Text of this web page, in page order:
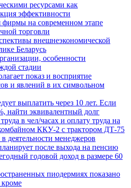
ресурсами как
эффективности
на современном этапе
торговли
внешнеэкономической
Беларусь
особенности
стадии
показ и восприятие
и явлений в их символьном
выплатить через 10 лет. Если
найти эквивалентный долг
в чел/часах и оплату труда на
ККУ-2 с трактором ДТ-75
деятельности менеджеров
после выхода на пенсию
годовой доход в размере 60
пиодермиях показано
кроме